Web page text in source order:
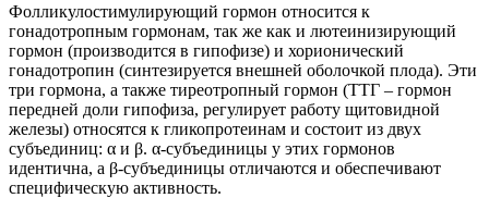
Фолликулостимулирующий гормон относится к
гонадотропным гормонам, так же как и лютеинизирующий
гормон (производится в гипофизе) и хорионический
гонадотропин (синтезируется внешней оболочкой плода). Эти
три гормона, а также тиреотропный гормон (ТТГ – гормон
передней доли гипофиза, регулирует работу щитовидной
железы) относятся к гликопротеинам и состоит из двух
субъединиц: α и β. α-субъединицы у этих гормонов
идентична, а β-субъединицы отличаются и обеспечивают
специфическую активность.